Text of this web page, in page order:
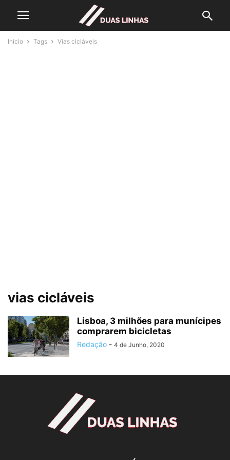
Início Tags Vias cicláveis
vias cicláveis
Lisboa, 3 milhões para munícipes
comprarem bicicletas
Redação - 4 de Junho, 2020